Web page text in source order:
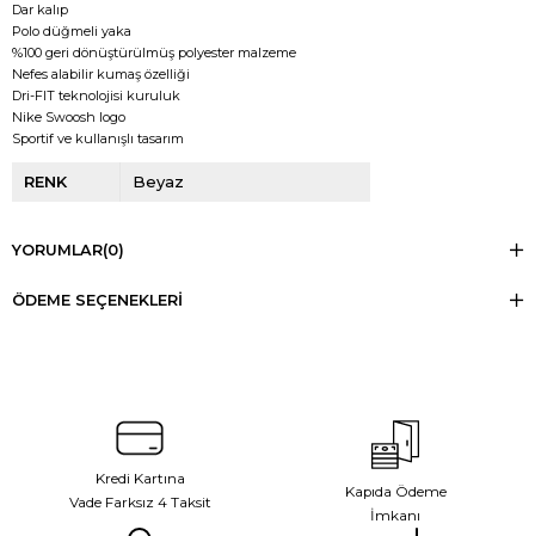
Dar kalıp
Polo düğmeli yaka
%100 geri dönüştürülmüş polyester malzeme
Nefes alabilir kumaş özelliği
Dri-FIT teknolojisi kuruluk
Nike Swoosh logo
Sportif ve kullanışlı tasarım
RENK Beyaz
YORUMLAR(0)
ÖDEME SEÇENEKLERI
Kredi Kartına
Vade Farksız 4 Taksit
Kapıda Ödeme
İmkanı